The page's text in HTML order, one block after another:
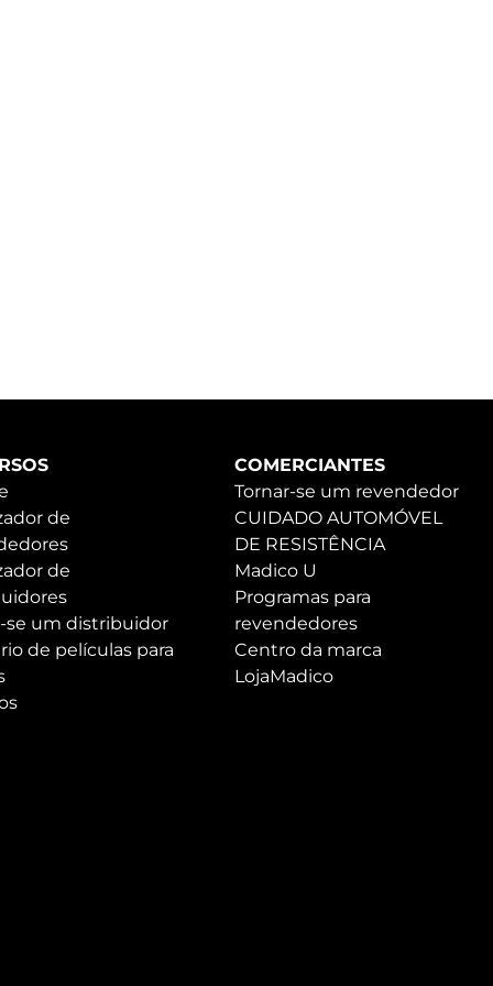
de
de
se um distribuidor
de películas para
COMERCIANTES
Tornar-se um revendedor
CUIDADO AUTOMÓVEL
DE RESISTÊNCIA
Madico U
Programas para
revendedores
Centro da marca
LojaMadico